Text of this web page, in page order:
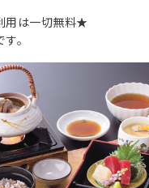
用は一切無料★
。